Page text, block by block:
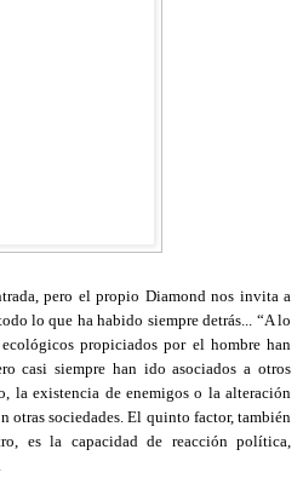
pero el propio Diamond nos invita a
lo que ha habido siempre detrás... “A lo
propiciados por el hombre han
casi siempre han ido asociados a otros
la existencia de enemigos o la alteración
otras sociedades. El quinto factor, también
es la capacidad de reacción política,